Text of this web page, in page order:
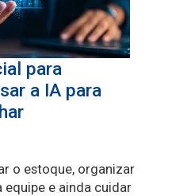
para
a IA para
o estoque, organizar
equipe e ainda cuidar